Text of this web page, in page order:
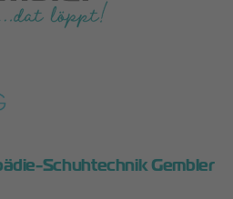
Schuhtechnik Gembler